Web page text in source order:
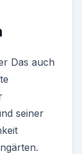
Das auch
seiner